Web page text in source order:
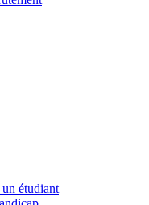
étudiant